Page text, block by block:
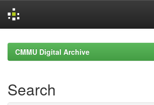
navigationCMMU Digital Archive
Search